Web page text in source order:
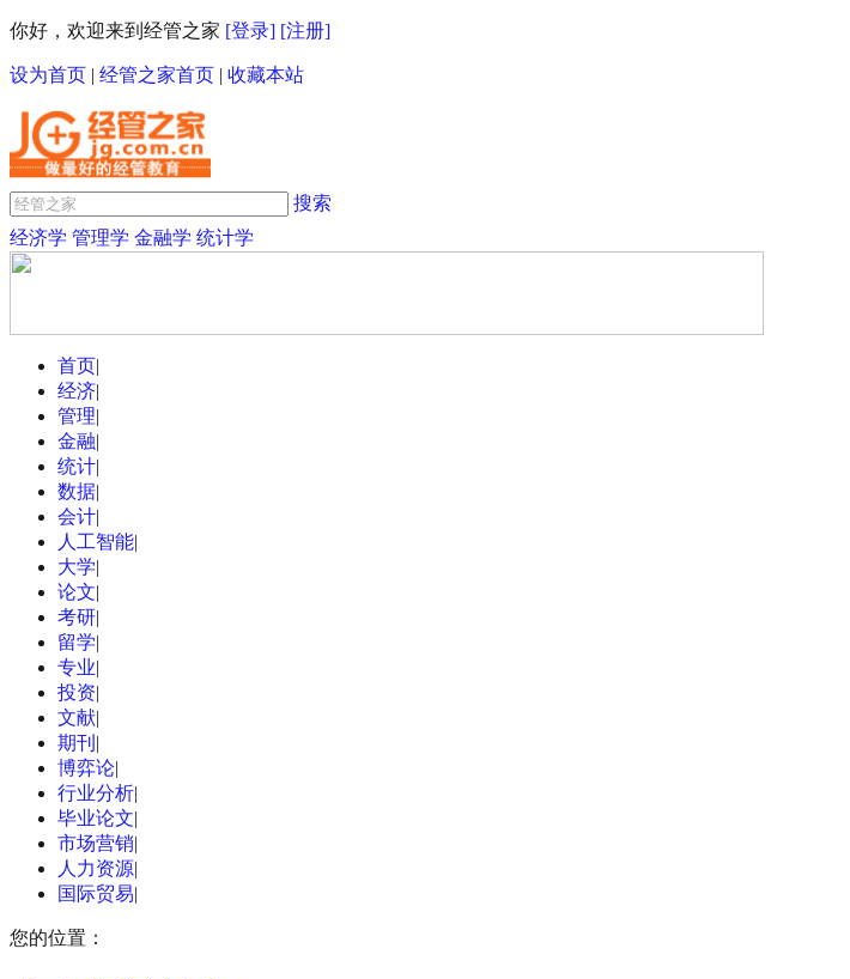
你好，欢迎来到经管之家 [登录] [注册]
设为首页 | 经管之家首页 | 收藏本站
搜索
经济学 管理学 金融学 统计学
首页|
经济|
管理|
金融|
统计|
数据|
会计|
人工智能|
大学|
论文|
考研|
留学|
专业|
投资|
文献|
期刊 |
博弈论|
行业分析|
毕业论文|
市场营销|
人力资源|
国际贸易|
您的位置：